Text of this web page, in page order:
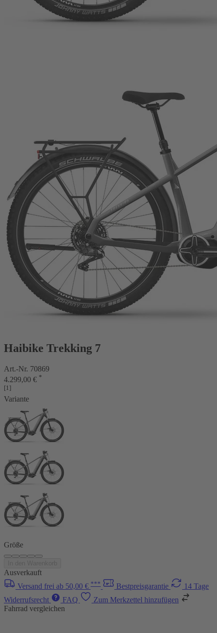
Haibike Trekking 7
Art.-Nr. 70869
4.299,00 € *
[1]
Variante
Größe
Ausverkauft
Versand frei ab 50,00 € *** Bestpreisgarantie
14 Tage
Widerrufsrecht
FAQ
Zum Merkzettel hinzufügen
Fahrrad vergleichen